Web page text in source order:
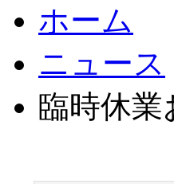
ホーム
ニュース
臨時休